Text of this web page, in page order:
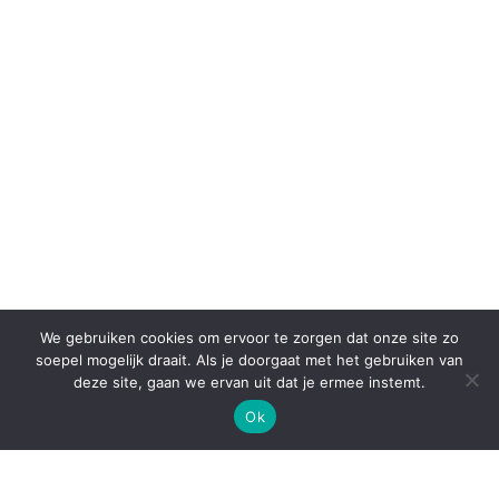
We gebruiken cookies om ervoor te zorgen dat onze site zo
soepel mogelijk draait. Als je doorgaat met het gebruiken van
deze site, gaan we ervan uit dat je ermee instemt.
Ok